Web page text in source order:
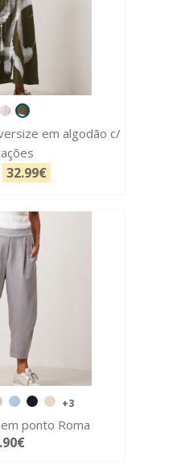
em algodão c/
32.99€
+3
ponto Roma